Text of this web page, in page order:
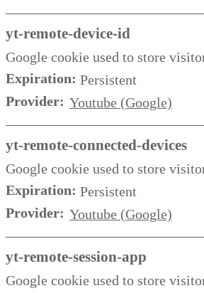
yt-remote-device-id
Google cookie used to store
Expiration: Persistent
Provider: Youtube (Google)
yt-remote-connected-devices
Google cookie used to store
Expiration: Persistent
Provider: Youtube (Google)
yt-remote-session-app
Google cookie used to store